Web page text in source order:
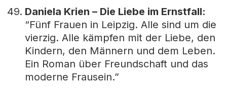
Daniela Krien – Die Liebe im Ernstfall:
“Fünf Frauen in Leipzig. Alle sind um die
vierzig. Alle kämpfen mit der Liebe, den
Kindern, den Männern und dem Leben.
Ein Roman über Freundschaft und das
moderne Frausein.”